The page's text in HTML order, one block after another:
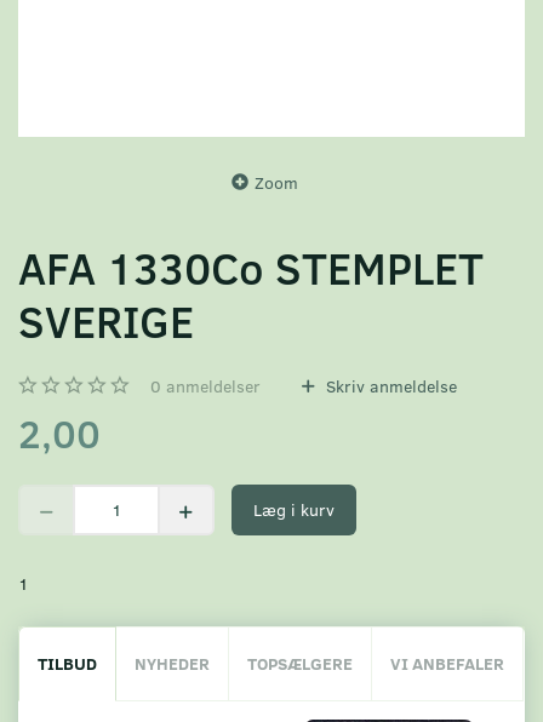
Zoom
AFA 1330Co STEMPLET
SVERIGE
0 anmeldelser Skriv anmeldelse
2,00
Læg i kurv
1
TILBUD NYHEDER TOPSÆLGERE VI ANBEFALER